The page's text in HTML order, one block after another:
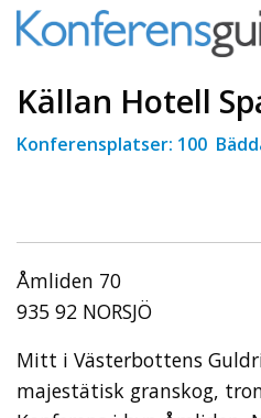
Källan Hotell
Konferensplatser: 100
Åmliden 70
935 92 NORSJÖ
Mitt i Västerbottens
majestätisk granskog,